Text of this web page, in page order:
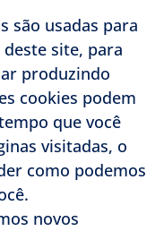
são usadas para
site, para
produzindo
cookies podem
que você
visitadas, o
como podemos
novos